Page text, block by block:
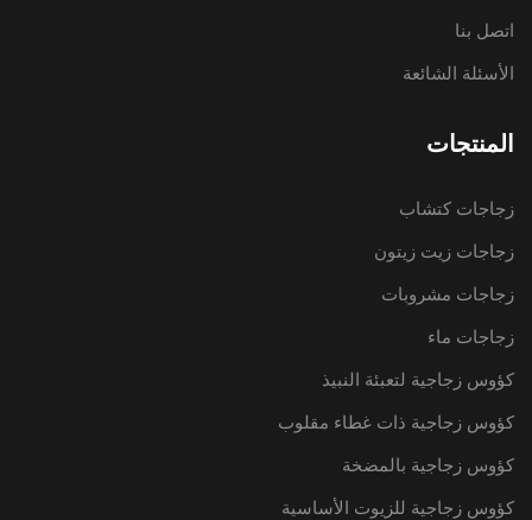
اتصل بنا
الأسئلة الشائعة
المنتجات
زجاجات كتشاب
زجاجات زيت زيتون
زجاجات مشروبات
زجاجات ماء
كؤوس زجاجية لتعبئة النبيذ
كؤوس زجاجية ذات غطاء مقلوب
كؤوس زجاجية بالمضخة
كؤوس زجاجية للزيوت الأساسية